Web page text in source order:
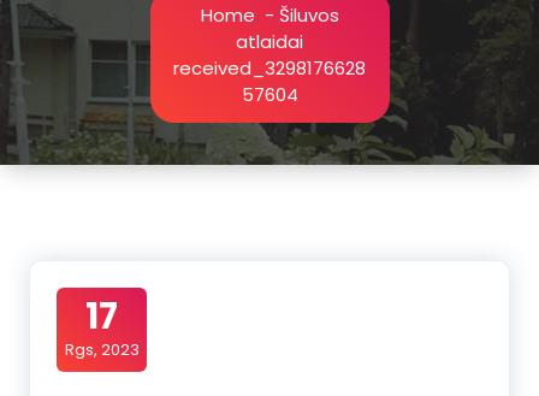
Home - Šiluvos
atlaidai
received_3298176628
57604
17
Rgs, 2023